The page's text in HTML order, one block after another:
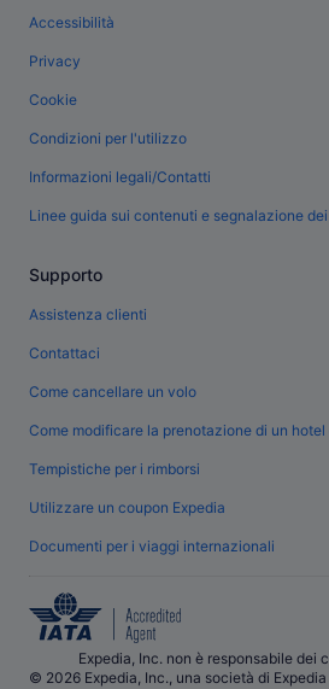
Accessibilità
Privacy
Cookie
Condizioni per l'utilizzo
Informazioni legali/Contatti
Linee guida sui contenuti e segnalazione
Supporto
Assistenza clienti
Contattaci
Come cancellare un volo
Come modificare la prenotazione di un
Tempistiche per i rimborsi
Utilizzare un coupon Expedia
Documenti per i viaggi internazionali
Expedia, Inc. non è responsabile dei
© 2026 Expedia, Inc., una società di